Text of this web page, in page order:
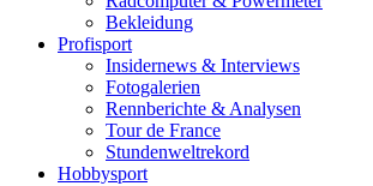
Bekleidung
Profisport
Insidernews & Interviews
Fotogalerien
Rennberichte & Analysen
Tour de France
Stundenweltrekord
Hobbysport